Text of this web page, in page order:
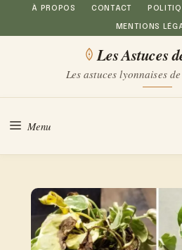
Aller
au
À PROPOS CONTACT
MENTIONS
Les Astuces
Les astuces lyonnaises
Menu